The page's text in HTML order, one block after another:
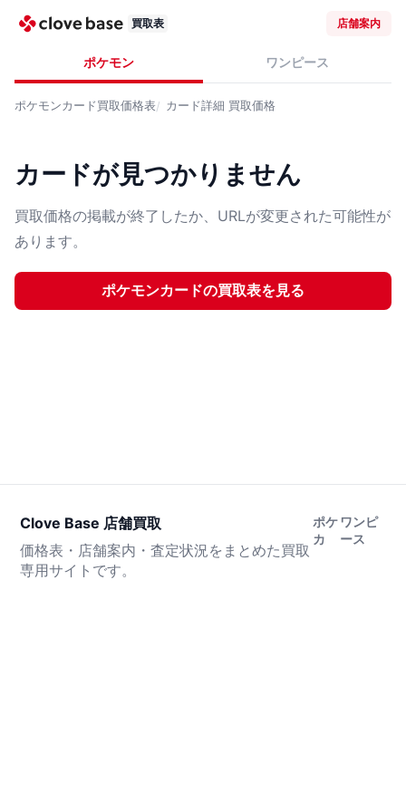
買取表 店舗案内
ポケモン ワンピース
ポケモンカード買取価格表 カード詳細 買取価格
カードが見つかりません
買取価格の掲載が終了したか、URLが変更された可能性が
あります。
ポケモンカードの買取表を見る
Clove Base 店舗買取
価格表・店舗案内・査定状況をまとめた買取
専用サイトです。
ポケ
カ
ワンピ
ース